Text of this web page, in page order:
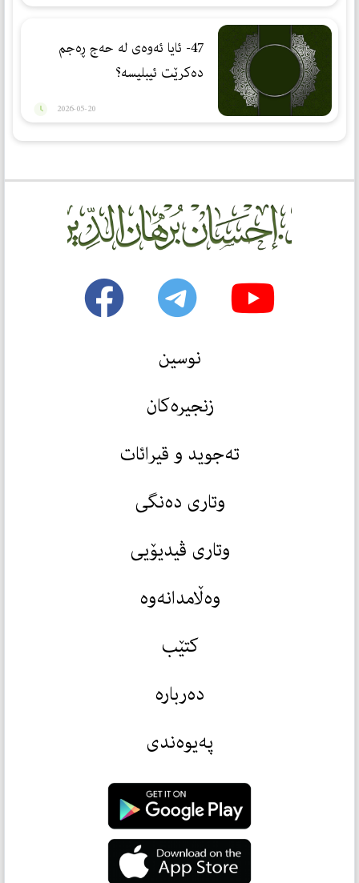
47- ئایا ئەوەی لە حەج ڕەجم
دەكرێت ئیبلیسە؟
2026-05-20
نوسین
زنجیرەکان
تەجوید و قیرائات
وتاری دەنگی
وتاری ڤیدیۆیی
وەڵامدانەوە
کتێب
دەربارە
پەیوەندی